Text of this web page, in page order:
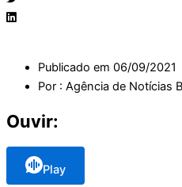
Publicado em 06/09/2021
Por : Agência de Notícias
Ouvir:
Play